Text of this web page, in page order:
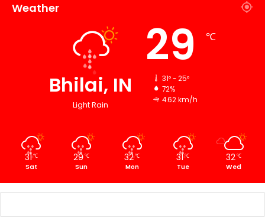
Weather
Bhilai, IN
Light Rain
29 ℃
31º - 25º
72%
4.62 km/h
31℃
Sat
29℃
Sun
32℃
Mon
31℃
Tue
32℃
Wed